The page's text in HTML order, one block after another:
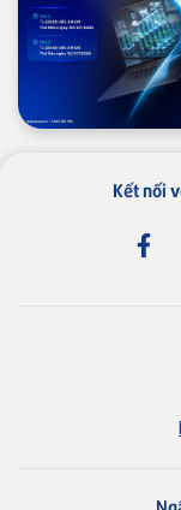
Thẻ NAPAS
Kết nối